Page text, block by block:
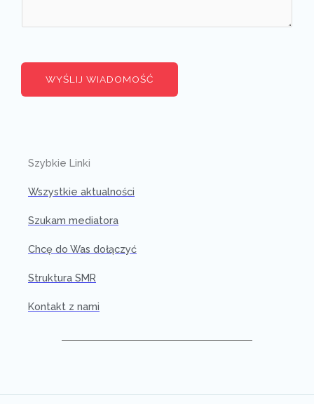
WYŚLIJ WIADOMOŚĆ
Szybkie Linki
Wszystkie aktualności
Szukam mediatora
Chcę do Was dołączyć
Struktura SMR
Kontakt z nami